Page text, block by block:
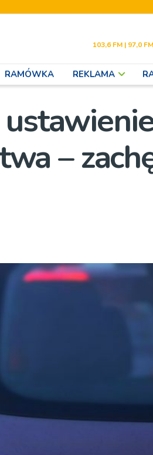
103,6 FM | 97,0
RAMÓWKA REKLAMA
–